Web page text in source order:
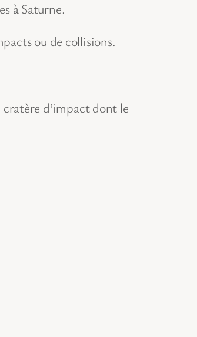
à Saturne.
ou de collisions.
d’impact dont le